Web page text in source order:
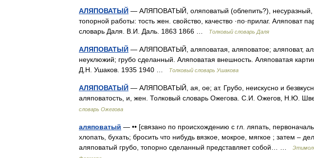
АЛЯПОВАТЫЙ — АЛЯПОВАТЫЙ, оляповатый (облепить?), несуразный,
топорной работы: тость жен. свойство, качество ·по·прилаг. Аляповат
словарь Даля. В.И. Даль. 1863 1866 …
Толковый словарь Даля
АЛЯПОВАТЫЙ — АЛЯПОВАТЫЙ, аляповатая, аляповатое; аляповат,
неуклюжий; грубо сделанный. Аляповатая внешность. Аляповатая
Д.Н. Ушаков. 1935 1940 …
Толковый словарь Ушакова
АЛЯПОВАТЫЙ — АЛЯПОВАТЫЙ, ая, ое; ат. Грубо, неискусно и
аляповатость, и, жен. Толковый словарь Ожегова. С.И. Ожегов, Н.Ю.
словарь Ожегова
аляповатый — •• [связано по происхождению с гл. ляпать,
хлопать, бухать; бросить что нибудь вязкое, мокрое, мягкое ; затем –
аляповатый грубо, топорно сделанный представляет собой… …